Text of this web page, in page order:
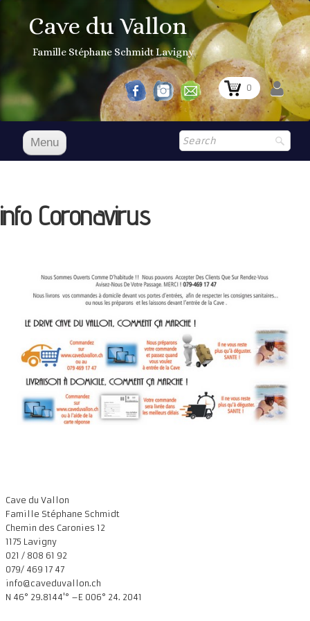
Cave du Vallon
Famille Stéphane Schmidt Lavigny
0
Menu
Boutique▼
Prix Courant
Accueil
Présentation
Dégustation
Infos pratiques ▼
English ▼
info Coronavirus
Cave du Vallon
Famille Stéphane Schmidt
Chemin des Caronies 12
1175 Lavigny
021 / 808 61 92
079/ 469 17 47
info@caveduvallon.ch
N 46° 29.8144'° –E 006° 24. 2041